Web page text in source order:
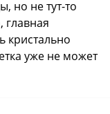
но не тут-то
главная
кристально
уже не может